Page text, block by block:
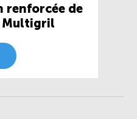
renforcée de
Multigril